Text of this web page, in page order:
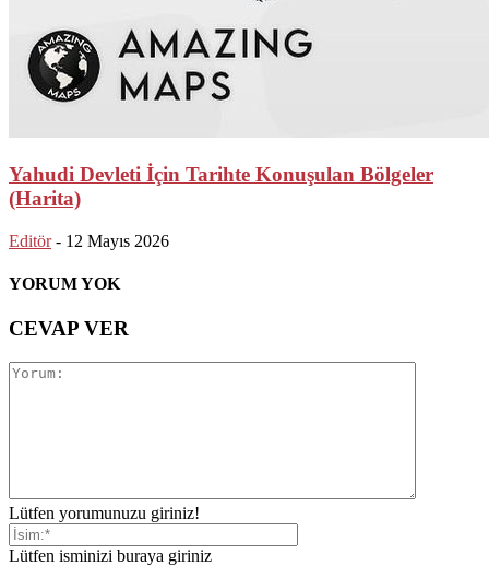
Yahudi Devleti İçin Tarihte Konuşulan Bölgeler
(Harita)
Editör - 12 Mayıs 2026
YORUM YOK
CEVAP VER
Lütfen yorumunuzu giriniz!
Lütfen isminizi buraya giriniz